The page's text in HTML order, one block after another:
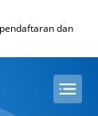
dan